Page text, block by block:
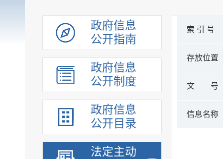
政府信息
公开指南
政府信息
公开制度
政府信息
公开目录
法定主动
索 引 号
存放位置
文 号
信息名称